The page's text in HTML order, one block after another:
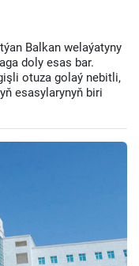
Balkan welaýatyny
doly esas bar.
otuza golaý nebitli,
esasylarynyň biri